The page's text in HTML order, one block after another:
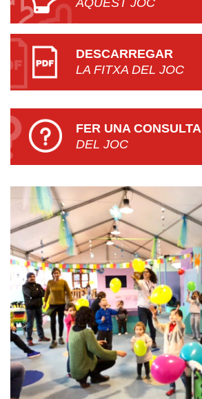
AQUEST JOC
DESCARREGAR
LA FITXA DEL JOC
FER UNA CONSULTA
DEL JOC